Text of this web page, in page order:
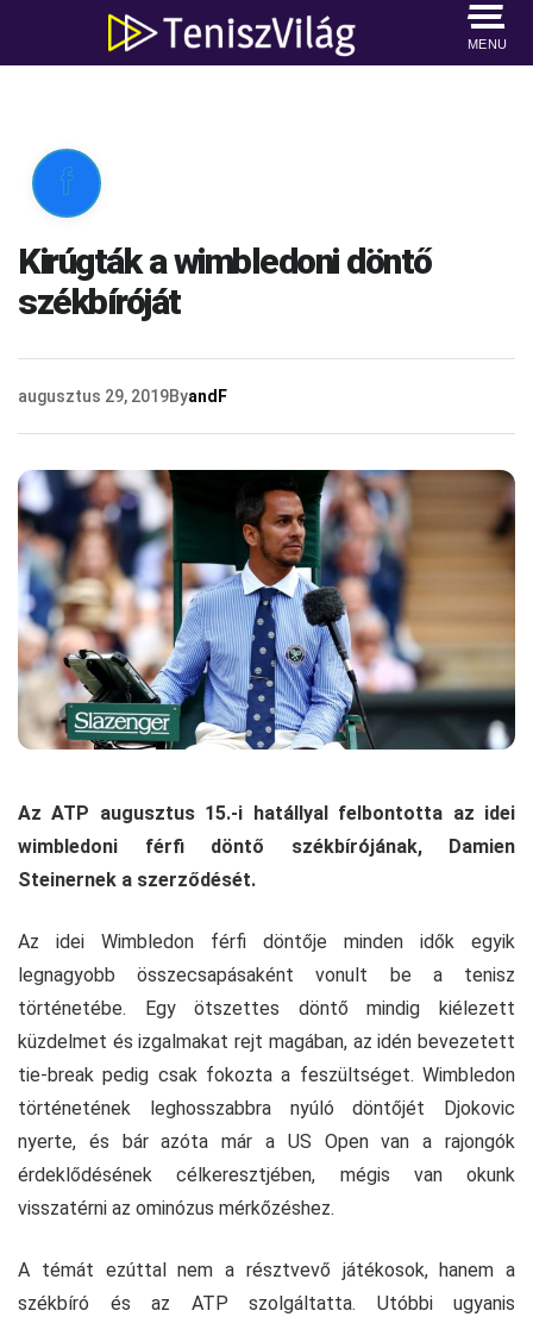
MENU

Kirúgták a wimbledoni döntő
székbíróját
augusztus 29, 2019ByandF
Az ATP augusztus 15.-i hatállyal felbontotta az idei
wimbledoni férfi döntő székbírójának, Damien
Steinernek a szerződését.
Az idei Wimbledon férfi döntője minden idők egyik
legnagyobb összecsapásaként vonult be a tenisz
történetébe. Egy ötszettes döntő mindig kiélezett
küzdelmet és izgalmakat rejt magában, az idén bevezetett
tie-break pedig csak fokozta a feszültséget. Wimbledon
történetének leghosszabbra nyúló döntőjét Djokovic
nyerte, és bár azóta már a US Open van a rajongók
érdeklődésének célkeresztjében, mégis van okunk
visszatérni az ominózus mérkőzéshez.
A témát ezúttal nem a résztvevő játékosok, hanem a
székbíró és az ATP szolgáltatta. Utóbbi ugyanis